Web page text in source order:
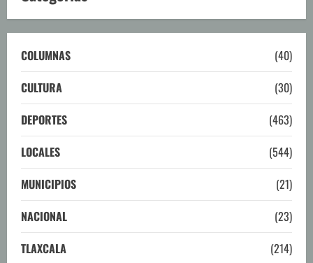
COLUMNAS
(40)
CULTURA
(30)
DEPORTES
(463)
LOCALES
(544)
MUNICIPIOS
(21)
NACIONAL
(23)
TLAXCALA
(214)